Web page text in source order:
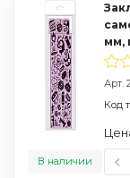
мм,
Арт.
В наличии
Код